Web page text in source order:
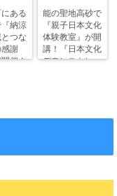
ある
納涼
つな
謝
催さ
能の聖地高砂で
『親子日本文化
体験教室』が開
講！『日本文化
デモンストレー